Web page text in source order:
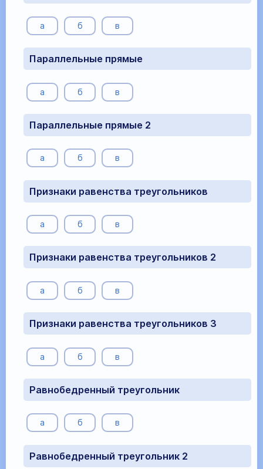
а б в
Параллельные прямые
а б в
Параллельные прямые 2
а б в
Признаки равенства треугольников
а б в
Признаки равенства треугольников 2
а б в
Признаки равенства треугольников 3
а б в
Равнобедренный треугольник
а б в
Равнобедренный треугольник 2